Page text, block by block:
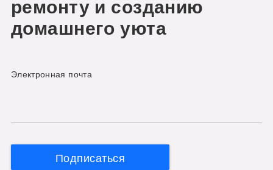
ремонту и созданию
домашнего уюта
Электронная почта
Подписаться